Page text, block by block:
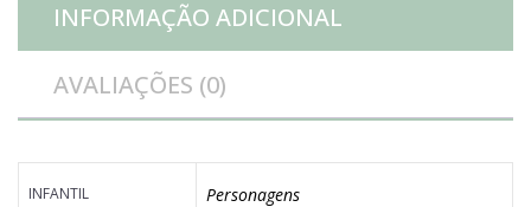
INFORMAÇÃO ADICIONAL
AVALIAÇÕES (0)
INFANTIL Personagens